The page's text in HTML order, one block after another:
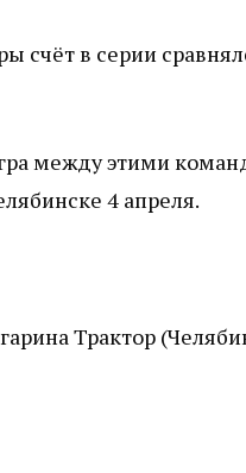
счёт в серии
между этими
4 апреля.
Трактор